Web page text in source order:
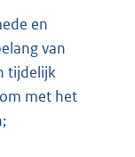
en
van
tijdelijk
met het